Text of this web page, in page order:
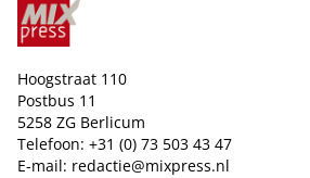
Hoogstraat 110
Postbus 11
5258 ZG Berlicum
Telefoon: +31 (0) 73 503 43 47
E-mail: redactie@mixpress.nl